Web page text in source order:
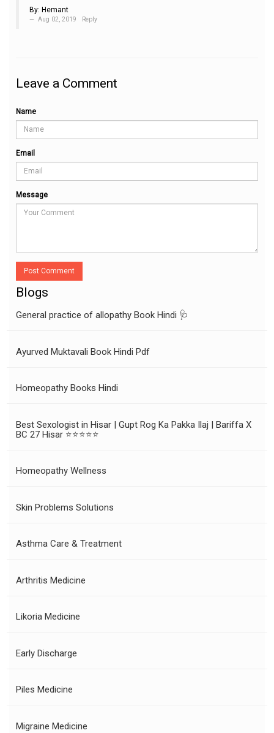
By: Hemant
Aug 02, 2019 Reply
Leave a Comment
Name
Email
Message
Post Comment
Blogs
General practice of allopathy Book Hindi 🩺
Ayurved Muktavali Book Hindi Pdf
Homeopathy Books Hindi
Best Sexologist in Hisar | Gupt Rog Ka Pakka Ilaj | Bariffa X
BC 27 Hisar ⭐⭐⭐⭐⭐
Homeopathy Wellness
Skin Problems Solutions
Asthma Care & Treatment
Arthritis Medicine
Likoria Medicine
Early Discharge
Piles Medicine
Migraine Medicine